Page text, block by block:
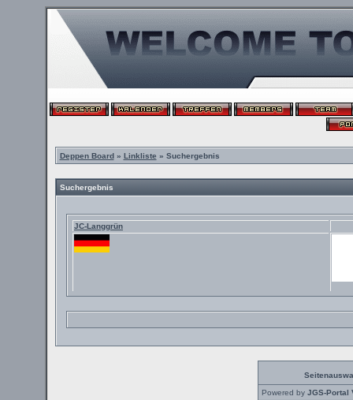
Deppen Board» Linkliste » Suchergebnis
Suchergebnis
JC-Langgrün
Powered by JGS-Portal